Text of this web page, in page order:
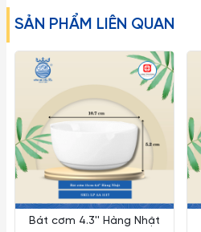
SẢN PHẨM LIÊN QUAN
Bát cơm 4.3'' Hàng Nhật